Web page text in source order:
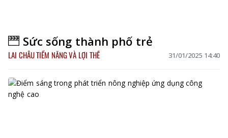
Sức sống thành phố trẻ
LAI CHÂU TIỀM NĂNG VÀ LỢI THẾ 31/01/2025 14:40